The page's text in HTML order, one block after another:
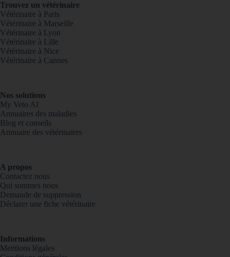
Trouvez un vétérinaire
Vétérinaire à Paris
Vétérinaire à Marseille
Vétérinaire à Lyon
Vétérinaire à Lille
Vétérinaire à Nice
Vétérinaire à Cannes
Nos solutions
My Veto AI
Annuaires des maladies
Blog et conseils
Annuaire des vétérinaires
A propos
Contactez nous
Qui sommes nous
Demande de suppression
Déclarer une fiche vétérinaire
Informations
Mentions légales